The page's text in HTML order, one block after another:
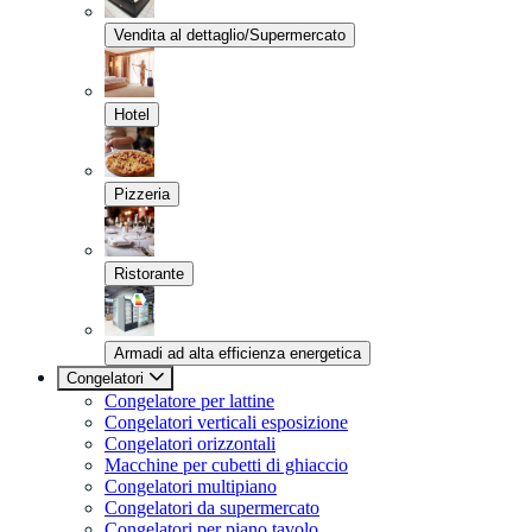
Vendita al dettaglio/Supermercato
Hotel
Pizzeria
Ristorante
Armadi ad alta efficienza energetica
Congelatori
Congelatore per lattine
Congelatori verticali esposizione
Congelatori orizzontali
Macchine per cubetti di ghiaccio
Congelatori multipiano
Congelatori da supermercato